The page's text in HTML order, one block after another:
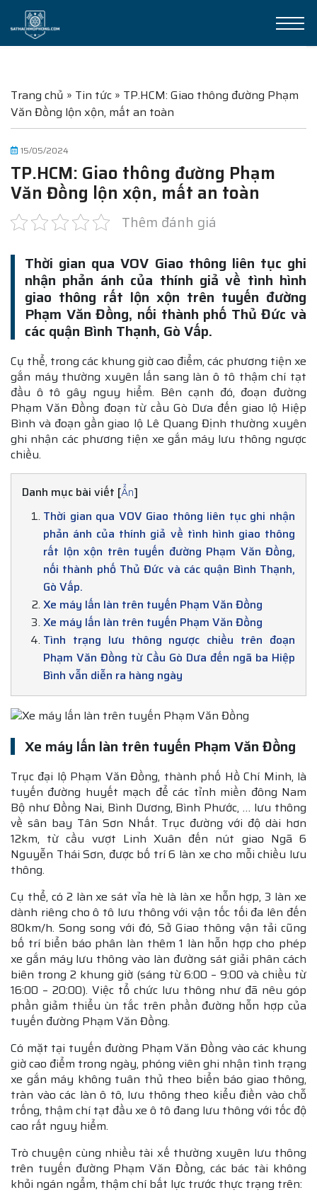
Trang chủ » Tin tức » TP.HCM: Giao thông đường Phạm
Văn Đồng lộn xộn, mất an toàn
15/05/2024
TP.HCM: Giao thông đường Phạm
Văn Đồng lộn xộn, mất an toàn
Thêm đánh giá
Thời gian qua VOV Giao thông liên tục ghi
nhận phản ánh của thính giả về tình hình
giao thông rất lộn xộn trên tuyến đường
Phạm Văn Đồng, nối thành phố Thủ Đức và
các quận Bình Thạnh, Gò Vấp.
Cụ thể, trong các khung giờ cao điểm, các phương tiện xe
gắn máy thường xuyên lấn sang làn ô tô thậm chí tạt
đầu ô tô gây nguy hiểm. Bên cạnh đó, đoạn đường
Phạm Văn Đồng đoạn từ cầu Gò Dưa đến giao lộ Hiệp
Bình và đoạn gần giao lộ Lê Quang Định thường xuyên
ghi nhận các phương tiện xe gắn máy lưu thông ngược
chiều.
Danh mục bài viết [Ẩn]
Thời gian qua VOV Giao thông liên tục ghi nhận
phản ánh của thính giả về tình hình giao thông
rất lộn xộn trên tuyến đường Phạm Văn Đồng,
nối thành phố Thủ Đức và các quận Bình Thạnh,
Gò Vấp.
Xe máy lấn làn trên tuyến Phạm Văn Đồng
Xe máy lấn làn trên tuyến Phạm Văn Đồng
Tình trạng lưu thông ngược chiều trên đoạn
Phạm Văn Đồng từ Cầu Gò Dưa đến ngã ba Hiệp
Bình vẫn diễn ra hàng ngày
Xe máy lấn làn trên tuyến Phạm Văn Đồng
Trục đại lộ Phạm Văn Đồng, thành phố Hồ Chí Minh, là
tuyến đường huyết mạch để các tỉnh miền đông Nam
Bộ như Đồng Nai, Bình Dương, Bình Phước, … lưu thông
về sân bay Tân Sơn Nhất. Trục đường với độ dài hơn
12km, từ cầu vượt Linh Xuân đến nút giao Ngã 6
Nguyễn Thái Sơn, được bố trí 6 làn xe cho mỗi chiều lưu
thông.
Cụ thể, có 2 làn xe sát vỉa hè là làn xe hỗn hợp, 3 làn xe
dành riêng cho ô tô lưu thông với vận tốc tối đa lên đến
80km/h. Song song với đó, Sở Giao thông vận tải cũng
bố trí biển báo phân làn thêm 1 làn hỗn hợp cho phép
xe gắn máy lưu thông vào làn đường sát giải phân cách
biên trong 2 khung giờ (sáng từ 6:00 – 9:00 và chiều từ
16:00 – 20:00). Việc tổ chức lưu thông như đã nêu góp
phần giảm thiểu ùn tắc trên phần đường hỗn hợp của
tuyến đường Phạm Văn Đồng.
Có mặt tại tuyến đường Phạm Văn Đồng vào các khung
giờ cao điểm trong ngày, phóng viên ghi nhận tình trạng
xe gắn máy không tuân thủ theo biển báo giao thông,
tràn vào các làn ô tô, lưu thông theo kiểu điền vào chỗ
trống, thậm chí tạt đầu xe ô tô đang lưu thông với tốc độ
cao rất nguy hiểm.
Trò chuyện cùng nhiều tài xế thường xuyên lưu thông
trên tuyến đường Phạm Văn Đồng, các bác tài không
khỏi ngán ngẩm, thậm chí bất lực trước thực trạng trên: